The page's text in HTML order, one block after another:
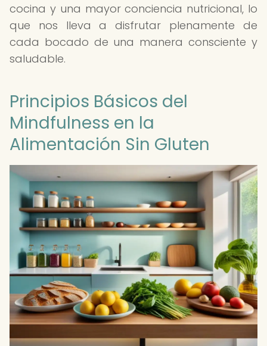
cocina y una mayor conciencia nutricional, lo
que nos lleva a disfrutar plenamente de
cada bocado de una manera consciente y
saludable.
Principios Básicos del
Mindfulness en la
Alimentación Sin Gluten